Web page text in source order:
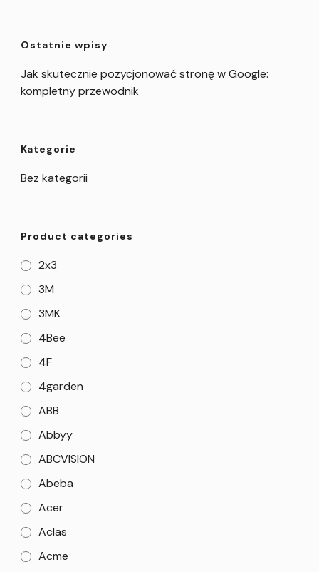
Ostatnie wpisy
Jak skutecznie pozycjonować stronę w Google:
kompletny przewodnik
Kategorie
Bez kategorii
Product categories
2x3
3M
3MK
4Bee
4F
4garden
ABB
Abbyy
ABCVISION
Abeba
Acer
Aclas
Acme